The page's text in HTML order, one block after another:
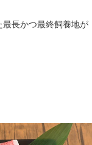
長かつ最終飼養地が